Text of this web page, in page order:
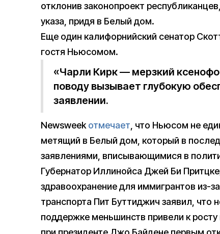
отклонив законопроект
указа, придя в Белый дом.
Еще один калифорнийский сенатор
гостя Ньюсомом.
«Чарли Кирк — мерзкий
поводу вызывает глубокую
заявлении.
Newsweekотмечает, что Ньюсом не
метящий в Белый дом, который в
заявлениями, вписывающимися в
Губернатор Иллинойса Джей Би
здравоохранение для иммигрантов из-
транспорта Пит Буттиджич заявил, что
поддержке меньшинств привели к